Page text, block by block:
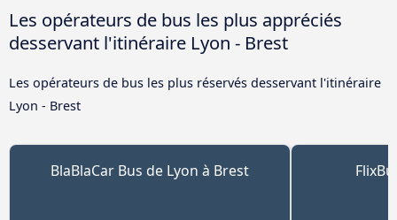
Les opérateurs de bus les plus appréciés
desservant l'itinéraire Lyon - Brest
Les opérateurs de bus les plus réservés desservant l'itinéraire
Lyon - Brest
BlaBlaCar Bus de Lyon à Brest